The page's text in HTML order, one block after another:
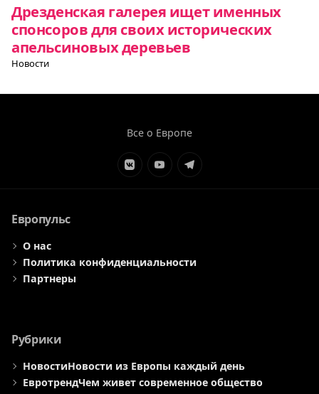
Дрезденская галерея ищет именных
спонсоров для своих исторических
апельсиновых деревьев
Новости
Все о Европе
ЭлементЭлементЭлемент
Европульс
О нас
Политика конфиденциальности
Партнеры
Рубрики
НовостиНовости из Европы каждый день
ЕвротрендЧем живет современное общество